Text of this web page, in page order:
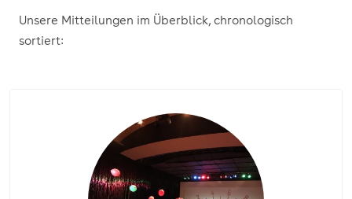
Unsere Mitteilungen im Überblick, chronologisch
sortiert: